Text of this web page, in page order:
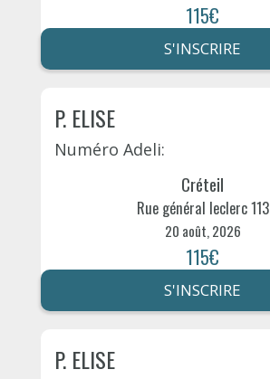
115€
S'INSCRIRE
P. ELISE
Numéro Adeli:
Créteil
Rue général leclerc 113
20 août, 2026
115€
S'INSCRIRE
P. ELISE